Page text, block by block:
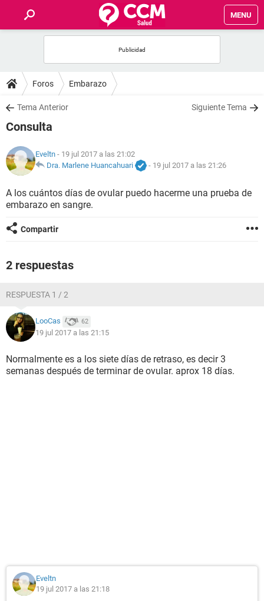
MENU
FOROS
SALUD
NUTRICIÓN
BIENESTAR
SEXUALIDAD
Foros Embarazo
Tema Anterior Siguiente Tema
Consulta
Eveltn - 19 jul 2017 a las 21:02
Dra. Marlene Huancahuari
- 19 jul 2017 a las 21:26
A los cuántos días de ovular puedo hacerme una prueba de
embarazo en sangre.
Compartir
2 respuestas
RESPUESTA 1 / 2
LooCas 62
19 jul 2017 a las 21:15
Normalmente es a los siete días de retraso, es decir 3
semanas después de terminar de ovular. aprox 18 días.
Eveltn
19 jul 2017 a las 21:18